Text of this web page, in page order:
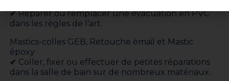
✔ Réparer ou remplacer une évacuation en PVC
dans les règles de l’art.
Mastics-colles GEB, Retouche émail et Mastic
époxy
✔ Coller, fixer ou effectuer de petites réparations
dans la salle de bain sur de nombreux matériaux.